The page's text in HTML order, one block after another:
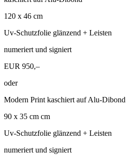
120 x 46 cm
Uv-Schutzfolie glänzend + Leisten
numeriert und signiert
EUR 950,–
oder
Modern Print kaschiert auf Alu-Dibond
90 x 35 cm cm
Uv-Schutzfolie glänzend + Leisten
numeriert und signiert